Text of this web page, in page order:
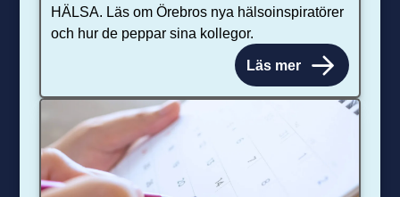
HÄLSA. Läs om Örebros nya hälsoinspiratörer
och hur de peppar sina kollegor.
Läs mer